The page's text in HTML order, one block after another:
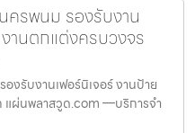
ครพนม รองรับงาน
านตกแต่งครบวงจร
รับงานเฟอร์นิเจอร์ งานป้าย
แผ่นพลาสวูด.com —บริการจำ